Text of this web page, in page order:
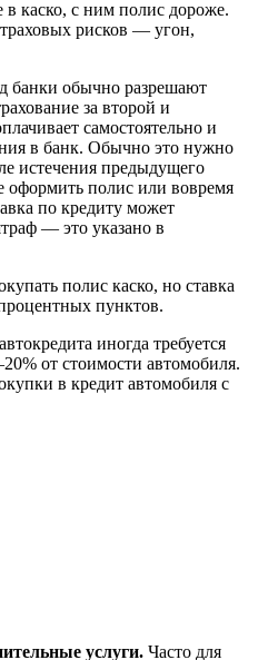
в каско, с ним полис дороже.
рисков — угон,
банки обычно разрешают
за второй и
самостоятельно и
в банк. Обычно это нужно
истечения предыдущего
оформить полис или вовремя
по кредиту может
— это указано в
полис каско, но ставка
пунктов.
иногда требуется
от стоимости автомобиля.
в кредит автомобиля с
услуги. Часто для